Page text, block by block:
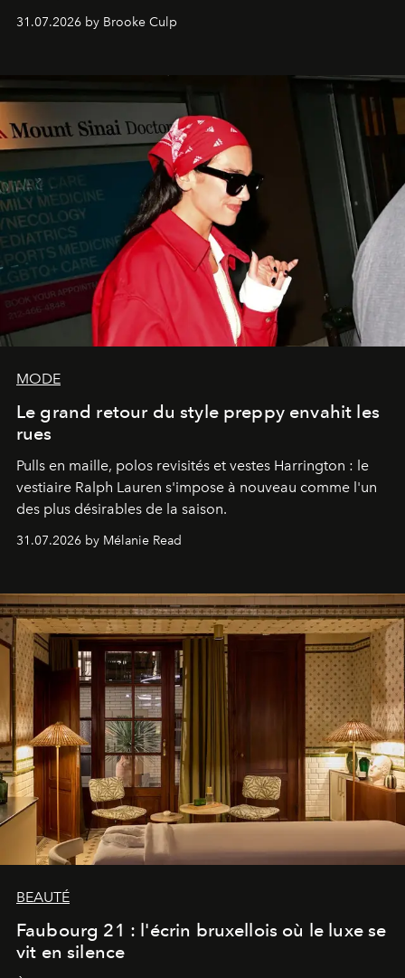
31.07.2026 by Brooke Culp
MODE
Le grand retour du style preppy envahit les
rues
Pulls en maille, polos revisités et vestes Harrington : le
vestiaire Ralph Lauren s'impose à nouveau comme l'un
des plus désirables de la saison.
31.07.2026 by Mélanie Read
BEAUTÉ
Faubourg 21 : l'écrin bruxellois où le luxe se
vit en silence